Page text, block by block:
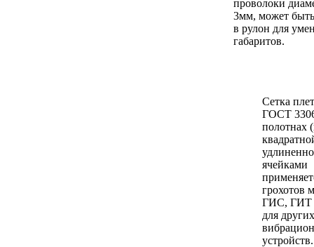
проволоки
3мм, может
в рулон для
габаритов.
Сетка
ГОСТ
полотнах
ячейками
грохотов
ГИС, ГИТ
для других